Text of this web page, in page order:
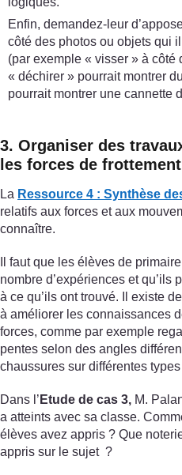
Enfin, demandez-leur
côté des photos ou objets qui
(par exemple « visser » à côté
« déchirer » pourrait montrer
pourrait montrer une cannette
3. Organiser des
les forces de frottement
La Ressource 4 : Synthèse
relatifs aux forces et aux
connaître.
Il faut que les élèves de
nombre d’expériences et qu’ils
à ce qu’ils ont trouvé. Il existe
à améliorer les connaissances
forces, comme par exemple
pentes selon des angles
chaussures sur différentes
Dans l’ Etude de cas 3, M.
a atteints avec sa classe.
élèves avez appris ? Que
appris sur le sujet ?